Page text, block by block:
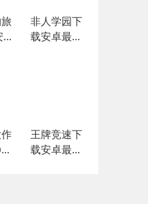
非人学园下
载安卓最新
王牌竞速下
载安卓最新